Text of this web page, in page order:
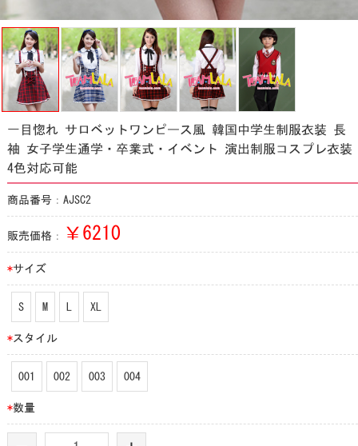
一目惚れ サロベットワンピース風 韓国中学生制服衣装 長
袖 女子学生通学・卒業式・イベント 演出制服コスプレ衣装
4色対応可能
商品番号：AJSC2
販売価格： ￥ 6210
*サイズ
S M L XL
*スタイル
001 002 003 004
*数量